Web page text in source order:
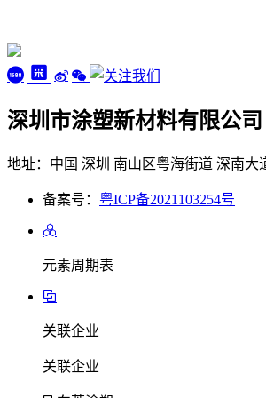
深圳市涂塑新材料有限公司
地址：中国 深圳 南山区粤海街道 深南大
备案号： 粤ICP备2021103254号
元素周期表
关联企业
关联企业